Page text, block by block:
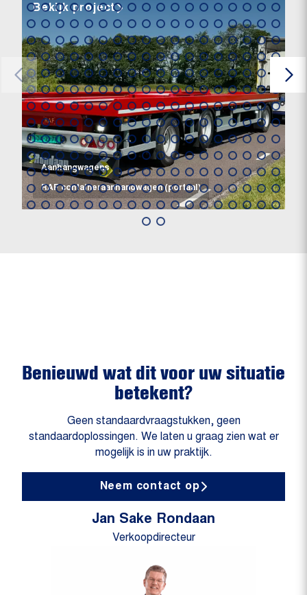
Aanhangwagens
RAF containeraanhangwagen (portaal)
Bekijk project
Benieuwd wat dit voor uw situatie
betekent?
Geen standaardvraagstukken, geen
standaardoplossingen. We laten u graag zien wat er
mogelijk is in uw praktijk.
Neem contact op
Jan Sake Rondaan
Verkoopdirecteur